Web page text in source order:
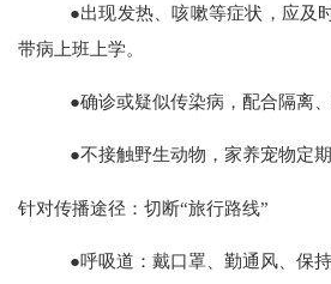
●出现发热、咳嗽等症状，应及
带病上班上学。
●确诊或疑似传染病，配合隔离
●不接触野生动物，家养宠物定期
针对传播途径：切断“旅行路线”
●呼吸道：戴口罩、勤通风、保持